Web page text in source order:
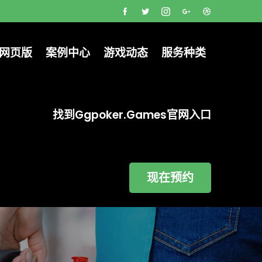
页版 案例中心 游戏动态 服务种类
找到ggpoker.games官网入口
现在预约